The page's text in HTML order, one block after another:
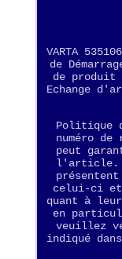
VARTA
de
de produit
Echange
Politique
numéro
peut
l'article.
celui-ci et
quant à
en
veuillez
indiqué